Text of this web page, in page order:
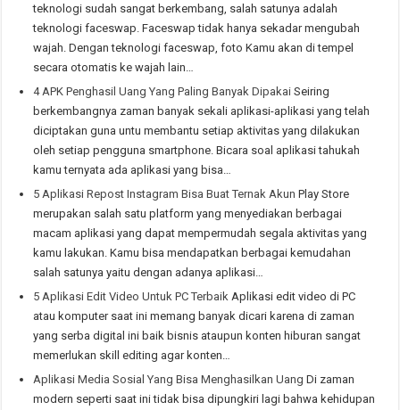
teknologi sudah sangat berkembang, salah satunya adalah
teknologi faceswap. Faceswap tidak hanya sekadar mengubah
wajah. Dengan teknologi faceswap, foto Kamu akan di tempel
secara otomatis ke wajah lain…
4 APK Penghasil Uang Yang Paling Banyak Dipakai Seiring
berkembangnya zaman banyak sekali aplikasi-aplikasi yang telah
diciptakan guna untu membantu setiap aktivitas yang dilakukan
oleh setiap pengguna smartphone. Bicara soal aplikasi tahukah
kamu ternyata ada aplikasi yang bisa…
5 Aplikasi Repost Instagram Bisa Buat Ternak Akun Play Store
merupakan salah satu platform yang menyediakan berbagai
macam aplikasi yang dapat mempermudah segala aktivitas yang
kamu lakukan. Kamu bisa mendapatkan berbagai kemudahan
salah satunya yaitu dengan adanya aplikasi…
5 Aplikasi Edit Video Untuk PC Terbaik Aplikasi edit video di PC
atau komputer saat ini memang banyak dicari karena di zaman
yang serba digital ini baik bisnis ataupun konten hiburan sangat
memerlukan skill editing agar konten…
Aplikasi Media Sosial Yang Bisa Menghasilkan Uang Di zaman
modern seperti saat ini tidak bisa dipungkiri lagi bahwa kehidupan